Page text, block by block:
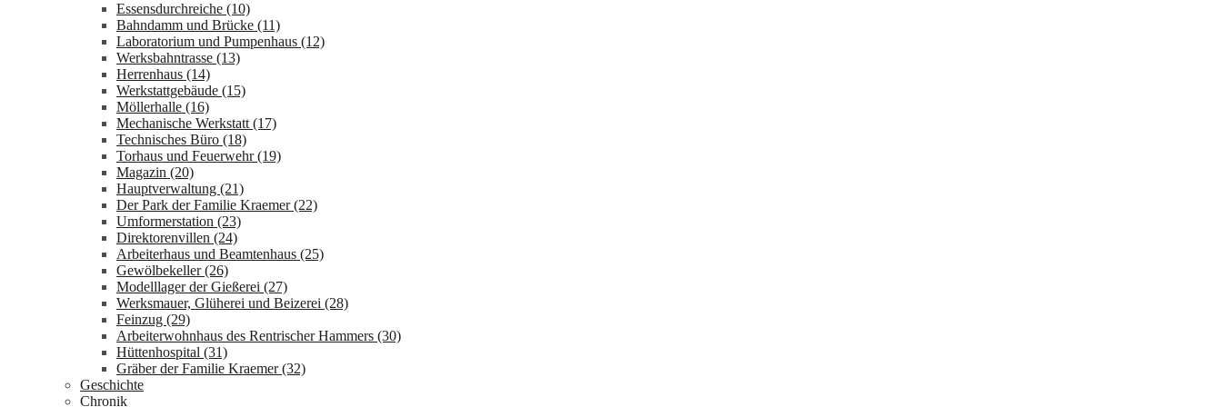
Essensdurchreiche (10)
Bahndamm und Brücke (11)
Laboratorium und Pumpenhaus (12)
Werksbahntrasse (13)
Herrenhaus (14)
Werkstattgebäude (15)
Möllerhalle (16)
Mechanische Werkstatt (17)
Technisches Büro (18)
Torhaus und Feuerwehr (19)
Magazin (20)
Hauptverwaltung (21)
Der Park der Familie Kraemer (22)
Umformerstation (23)
Direktorenvillen (24)
Arbeiterhaus und Beamtenhaus (25)
Gewölbekeller (26)
Modelllager der Gießerei (27)
Werksmauer, Glüherei und Beizerei (28)
Feinzug (29)
Arbeiterwohnhaus des Rentrischer Hammers (30)
Hüttenhospital (31)
Gräber der Familie Kraemer (32)
Geschichte
Chronik